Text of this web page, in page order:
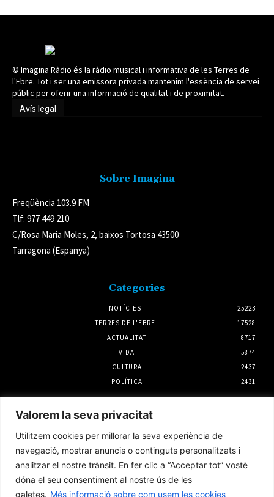
Valorem la seva privacitat
Utilitzem cookies per millorar la seva experiència de
navegació, mostrar anuncis o continguts personalitzats i
analitzar el nostre trànsit. En fer clic a “Acceptar tot” vostè
dóna el seu consentiment al nostre ús de les
galetes. Més informació sobre com usem les cookies
© Imagina Ràdio és la ràdio musical i informativa de les Terres de
l'Ebre. Tot i ser una emissora privada mantenim l'essència de servei
públic per oferir una informació de qualitat i de proximitat.
Avís legal
Sobre Imagina
Freqüència 103.9 FM
Tlf: 977 449 210
C/Rosa Maria Moles, 2, baixos Tortosa 43500
Tarragona (Espanya)
Categories
NOTÍCIES
25223
TERRES DE L'EBRE
17528
ACTUALITAT
8717
VIDA
5874
CULTURA
2437
POLÍTICA
2431
Noves troballes sobre la pesca en època iber
a l’Antic d’Amposta
31 juliol 2026